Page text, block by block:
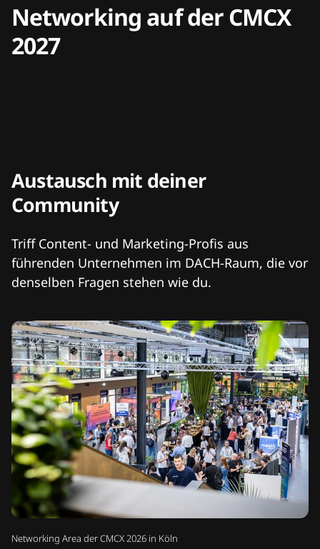
Networking auf der CMCX
2027
Networking Area der CMCX 2026 in Köln
Austausch mit deiner
Community
Triff Content- und Marketing-Profis aus
führenden Unternehmen im DACH-Raum, die vor
denselben Fragen stehen wie du.